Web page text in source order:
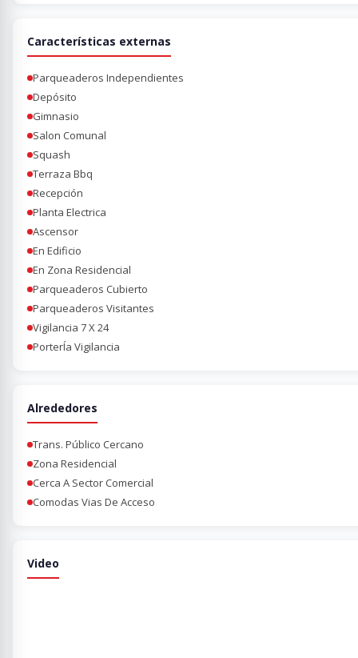
Características externas
Parqueaderos Independientes
Depósito
Gimnasio
Salon Comunal
Squash
Terraza Bbq
Recepción
Planta Electrica
Ascensor
En Edificio
En Zona Residencial
Parqueaderos Cubierto
Parqueaderos Visitantes
Vigilancia 7 X 24
PorterÍa Vigilancia
Alrededores
Trans. Público Cercano
Zona Residencial
Cerca A Sector Comercial
Comodas Vias De Acceso
Video